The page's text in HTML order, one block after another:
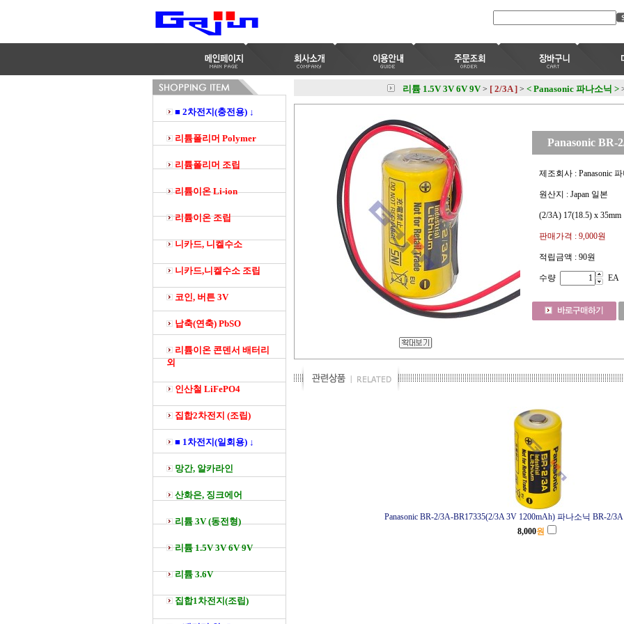
■ 2차전지(충전용) ↓
리튬폴리머 Polymer
리튬폴리머 조립
리튬이온 Li-ion
리튬이온 조립
니카드, 니켈수소
니카드,니켈수소 조립
코인, 버튼 3V
납축(연축) PbSO
리튬이온 콘덴서 배터리
외
인산철 LiFePO4
집합2차전지 (조립)
■ 1차전지(일회용) ↓
망간, 알카라인
산화은, 징크에어
리튬 3V (동전형)
리튬 1.5V 3V 6V 9V
리튬 3.6V
집합1차전지(조립)
리튬 1.5V 3V 6V 9V > [ 2/3A ] > < Panasonic 파나소닉 >
Panasonic BR-
제조회사 : Panasonic
원산지 : Japan 일본
(2/3A) 17(18.5) x 35mm
판매가격 : 9,000원
적립금액 : 90원
수량 EA
Panasonic BR-2/3A-BR17335(2/3A 3V 1200mAh) 파나소닉 BR-2/
8,000원